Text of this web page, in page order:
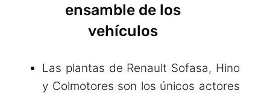
ensamble de los
vehículos
Las plantas de Renault Sofasa, Hino
y Colmotores son los únicos actores